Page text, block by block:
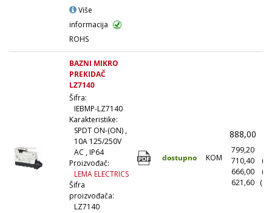
Više
informacija
ROHS
BAZNI MIKRO
PREKIDAČ
LZ7140
Šifra:
IEBMP-LZ7140
Karakteristike:
SPDT ON-(ON) ,
10A 125/250V
AC , IP64
Proizvođač:
LEMA ELECTRICS
Šifra
proizvođača:
LZ7140
dostupno KOM
888,00
799,20
710,40
666,00
621,60